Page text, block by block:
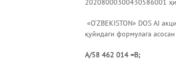
20208000300430586001
«O‘ZBEKISTON» DOS AJ
қуйидаги формулага
A/58 462 014 =B;